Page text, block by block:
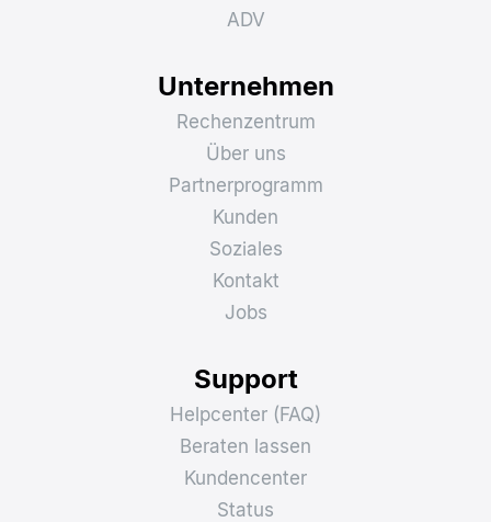
ADV
Unternehmen
Rechenzentrum
Über uns
Partnerprogramm
Kunden
Soziales
Kontakt
Jobs
Support
Helpcenter (FAQ)
Beraten lassen
Kundencenter
Status